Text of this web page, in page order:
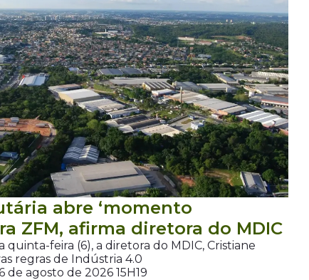
abre ‘momento
ZFM, afirma diretora do MDIC
feira (6), a diretora do MDIC, Cristiane
regras de Indústria 4.0
6 de agosto de 2026 15H19